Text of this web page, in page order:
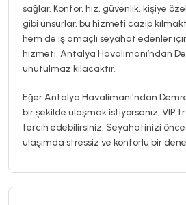
sağlar. Konfor, hız, güvenlik, kişiye
gibi unsurlar, bu hizmeti cazip
hem de iş amaçlı seyahat edenler
hizmeti, Antalya Havalimanı’ndan
unutulmaz kılacaktır.
Eğer Antalya Havalimanı'ndan
bir şekilde ulaşmak istiyorsanız, VIP
tercih edebilirsiniz. Seyahatinizi
ulaşımda stressiz ve konforlu bir